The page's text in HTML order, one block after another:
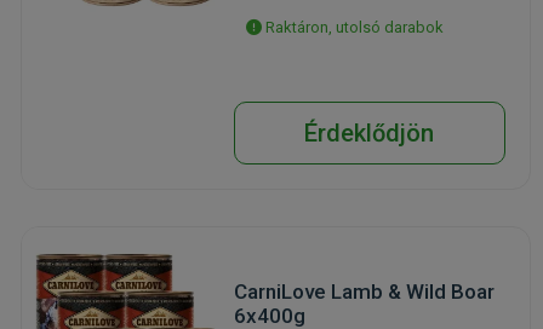
Raktáron, utolsó darabok
Érdeklődjön
CarniLove Lamb & Wild Boar
6x400g